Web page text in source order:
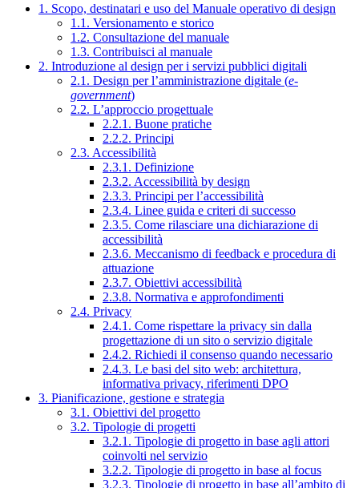
1. Scopo, destinatari e uso del Manuale operativo di design
1.1. Versionamento e storico
1.2. Consultazione del manuale
1.3. Contribuisci al manuale
2. Introduzione al design per i servizi pubblici digitali
2.1. Design per l’amministrazione digitale (e-
government)
2.2. L’approccio progettuale
2.2.1. Buone pratiche
2.2.2. Principi
2.3. Accessibilità
2.3.1. Definizione
2.3.2. Accessibilità by design
2.3.3. Principi per l’accessibilità
2.3.4. Linee guida e criteri di successo
2.3.5. Come rilasciare una dichiarazione di
accessibilità
2.3.6. Meccanismo di feedback e procedura di
attuazione
2.3.7. Obiettivi accessibilità
2.3.8. Normativa e approfondimenti
2.4. Privacy
2.4.1. Come rispettare la privacy sin dalla
progettazione di un sito o servizio digitale
2.4.2. Richiedi il consenso quando necessario
2.4.3. Le basi del sito web: architettura,
informativa privacy, riferimenti DPO
3. Pianificazione, gestione e strategia
3.1. Obiettivi del progetto
3.2. Tipologie di progetti
3.2.1. Tipologie di progetto in base agli attori
coinvolti nel servizio
3.2.2. Tipologie di progetto in base al focus
3.2.3. Tipologie di progetto in base all’ambito di